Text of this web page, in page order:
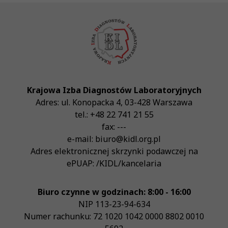
Krajowa Izba Diagnostów Laboratoryjnych
Adres: ul. Konopacka 4, 03-428 Warszawa
tel.: +48 22 741 21 55
fax: ---
e-mail: biuro@kidl.org.pl
Adres elektronicznej skrzynki podawczej na
ePUAP: /KIDL/kancelaria
Biuro czynne w godzinach: 8:00 - 16:00
NIP 113-23-94-634
Numer rachunku: 72 1020 1042 0000 8802 0010